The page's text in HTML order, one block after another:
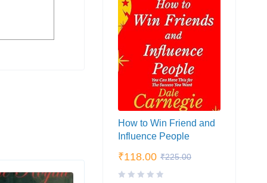
How to Win Friend and
Influence People
₹225.00
₹118.00